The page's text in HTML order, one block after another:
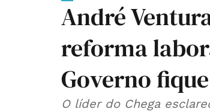
André
reforma
Governo
O líder do Chega